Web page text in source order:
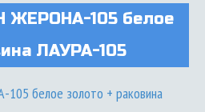
ЖЕРОНА-105 белое
ЛАУРА-105